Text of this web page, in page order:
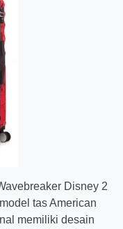
Disney 2
tas American
memiliki desain